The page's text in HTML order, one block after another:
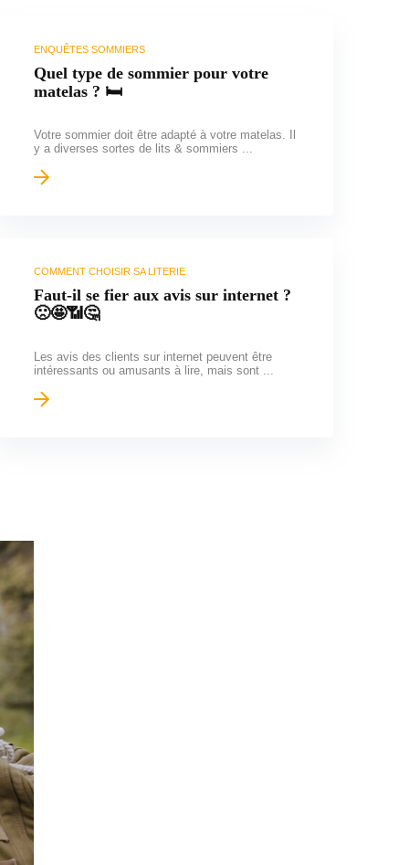
ENQUÊTES SOMMIERS
Quel type de sommier pour votre
matelas ? 🛏️
Votre sommier doit être adapté à votre matelas. Il
y a diverses sortes de lits & sommiers ...
COMMENT CHOISIR SA LITERIE
Faut-il se fier aux avis sur internet ?
🙁🤩📶🤔
Les avis des clients sur internet peuvent être
intéressants ou amusants à lire, mais sont ...